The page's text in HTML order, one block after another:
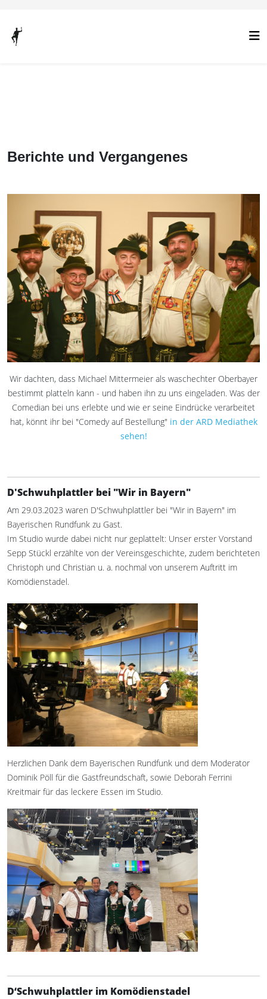
Berichte und Vergangenes
Wir dachten, dass Michael Mittermeier als waschechter Oberbayer
bestimmt platteln kann - und haben ihn zu uns eingeladen. Was der
Comedian bei uns erlebte und wie er seine Eindrücke verarbeitet
hat, könnt ihr bei "Comedy auf Bestellung" in der ARD Mediathek
sehen!
D'Schwuhplattler bei "Wir in Bayern"
Am 29.03.2023 waren D'Schwuhplattler bei "Wir in Bayern" im
Bayerischen Rundfunk zu Gast.
Im Studio wurde dabei nicht nur geplattelt: Unser erster Vorstand
Sepp Stückl erzählte von der Vereinsgeschichte, zudem berichteten
Christoph und Christian u. a. nochmal von unserem Auftritt im
Komödienstadel.
Herzlichen Dank dem Bayerischen Rundfunk und dem Moderator
Dominik Pöll für die Gastfreundschaft, sowie Deborah Ferrini
Kreitmair für das leckere Essen im Studio.
D‘Schwuhplattler im Komödienstadel